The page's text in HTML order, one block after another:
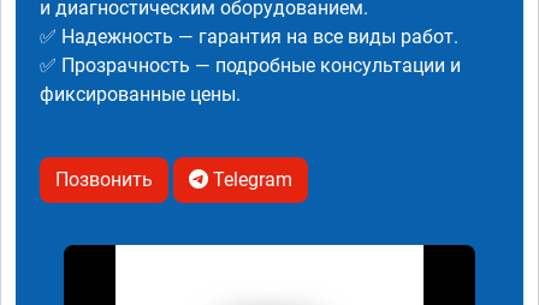
и диагностическим оборудованием.
✅ Надежность — гарантия на все виды работ.
✅ Прозрачность — подробные консультации и
фиксированные цены.
Позвонить Telegram